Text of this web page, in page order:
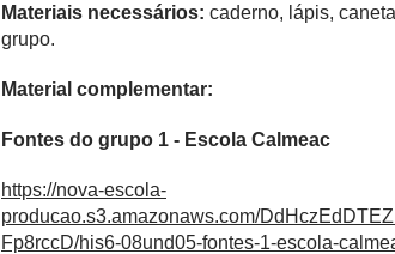
Materiais necessários: caderno, lápis,
grupo.
Material complementar:
Fontes do grupo 1 - Escola Calmeac
https://nova-escola-
producao.s3.amazonaws.com/
Fp8rccD/his6-08und05-fontes-1-escola-